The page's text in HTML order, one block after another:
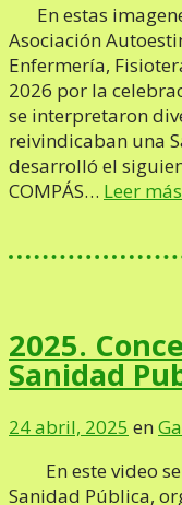
En estas
Asociación
Enfermería,
2026 por la
se interpretaron
reivindicaban una
desarrolló el
COMPÁS… Leer
2025.
Sanidad
24 abril, 2025 en
En este video
Sanidad Pública,